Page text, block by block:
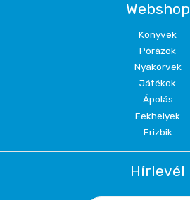
Webshop
Könyvek
Pórázok
Nyakörvek
Játékok
Ápolás
Fekhelyek
Frizbik
Hírlevél